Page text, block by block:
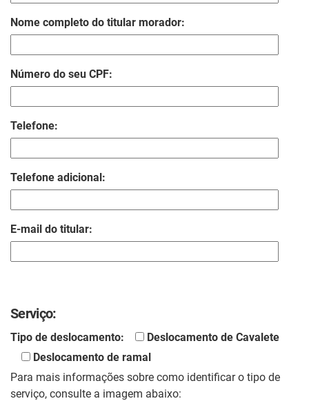
Nome completo do titular morador:
Número do seu CPF:
Telefone:
Telefone adicional:
E-mail do titular:
Serviço:
Tipo de deslocamento:
Deslocamento de Cavalete
Deslocamento de ramal
Para mais informações sobre como identificar o tipo de
serviço, consulte a imagem abaixo: